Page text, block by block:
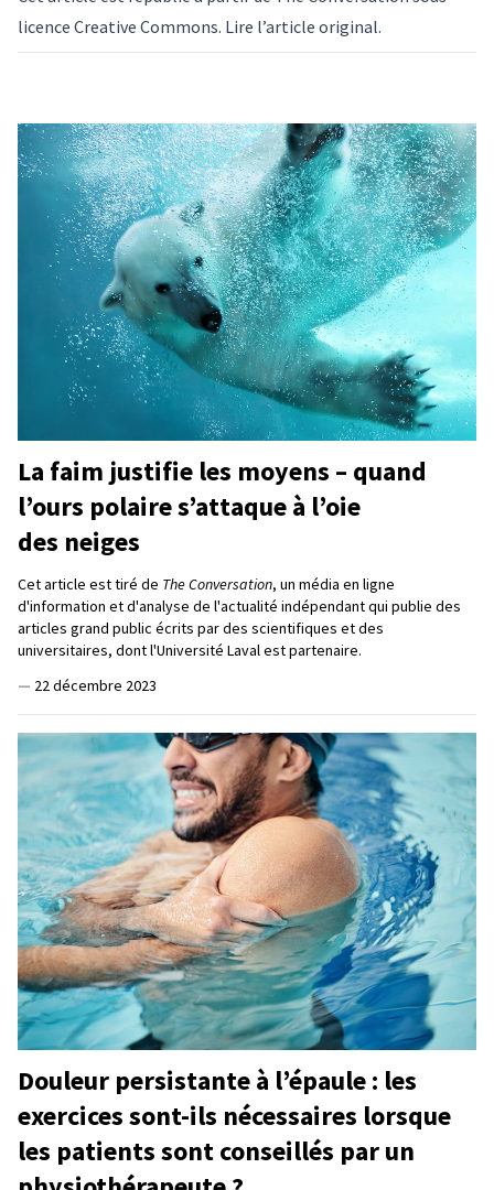
licence Creative Commons. Lire l’article original.
La faim justifie les moyens – quand
l’ours polaire s’attaque à l’oie
des neiges
Cet article est tiré de The Conversation, un média en ligne
d'information et d'analyse de l'actualité indépendant qui publie des
articles grand public écrits par des scientifiques et des
universitaires, dont l'Université Laval est partenaire.
— 22 décembre 2023
Douleur persistante à l’épaule : les
exercices sont-ils nécessaires lorsque
les patients sont conseillés par un